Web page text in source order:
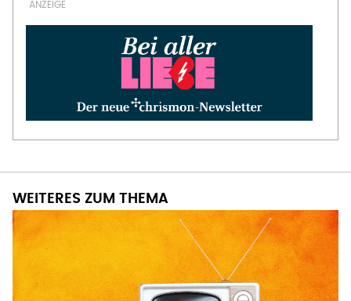
WEITERES ZUM THEMA